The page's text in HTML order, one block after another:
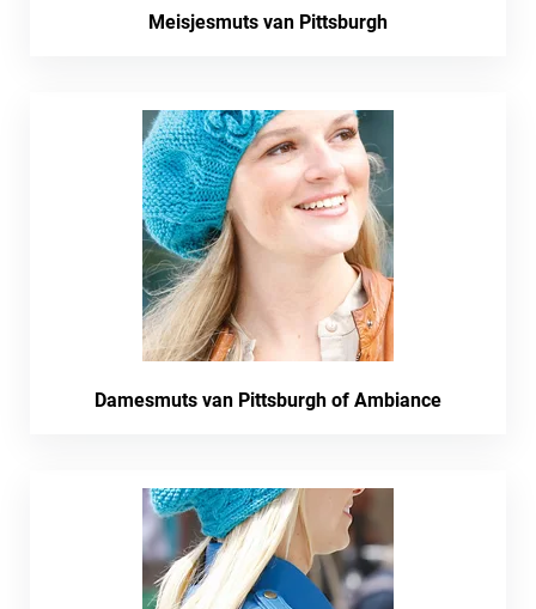
Meisjesmuts van Pittsburgh
Damesmuts van Pittsburgh of Ambiance